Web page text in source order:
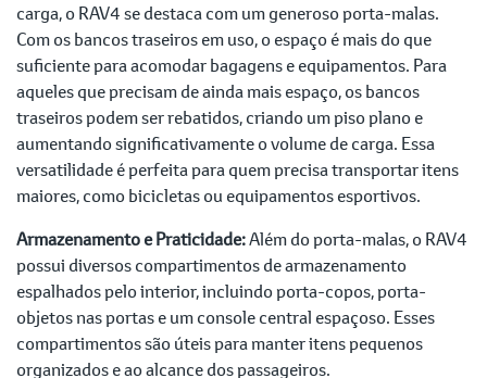
carga, o RAV4 se destaca com um generoso porta-malas.
Com os bancos traseiros em uso, o espaço é mais do que
suficiente para acomodar bagagens e equipamentos. Para
aqueles que precisam de ainda mais espaço, os bancos
traseiros podem ser rebatidos, criando um piso plano e
aumentando significativamente o volume de carga. Essa
versatilidade é perfeita para quem precisa transportar itens
maiores, como bicicletas ou equipamentos esportivos.
Armazenamento e Praticidade:Além do porta-malas, o RAV4
possui diversos compartimentos de armazenamento
espalhados pelo interior, incluindo porta-copos, porta-
objetos nas portas e um console central espaçoso. Esses
compartimentos são úteis para manter itens pequenos
organizados e ao alcance dos passageiros.